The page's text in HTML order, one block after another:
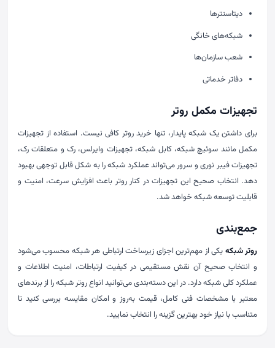
دیتاسنترها
شبکه‌های خانگی
شعب سازمان‌ها
دفاتر خدماتی
تجهیزات مکمل روتر
برای داشتن یک شبکه پایدار، تنها خرید روتر کافی نیست. استفاده از تجهیزات
مکمل مانند سوئیچ شبکه، کابل شبکه، تجهیزات وایرلس، رک و متعلقات رک،
تجهیزات فیبر نوری و سرور می‌تواند عملکرد شبکه را به شکل قابل توجهی بهبود
دهد. انتخاب صحیح این تجهیزات در کنار روتر باعث افزایش سرعت، امنیت و
قابلیت توسعه شبکه خواهد شد.
جمع‌بندی
روتر شبکه یکی از مهم‌ترین اجزای زیرساخت ارتباطی هر شبکه محسوب می‌شود
و انتخاب صحیح آن نقش مستقیمی در کیفیت ارتباطات، امنیت اطلاعات و
عملکرد کلی شبکه دارد. در این دسته‌بندی می‌توانید انواع روتر شبکه را از برندهای
معتبر با مشخصات فنی کامل، قیمت به‌روز و امکان مقایسه بررسی کنید تا
متناسب با نیاز خود بهترین گزینه را انتخاب نمایید.